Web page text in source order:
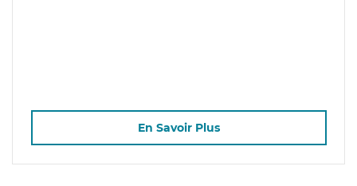
En Savoir Plus